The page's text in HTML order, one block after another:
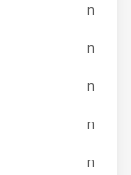
n
n
n
n
n